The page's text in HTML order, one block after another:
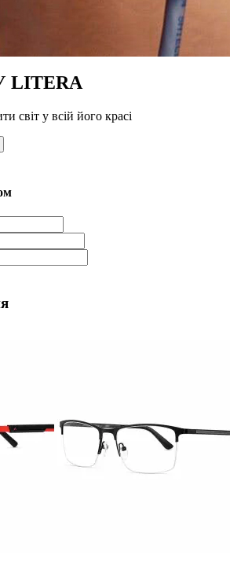
LITERA
світ у всій його красі